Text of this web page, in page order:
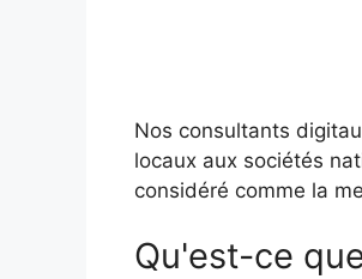
Nos consultants
locaux aux sociétés
considéré comme la
Qu'est-ce